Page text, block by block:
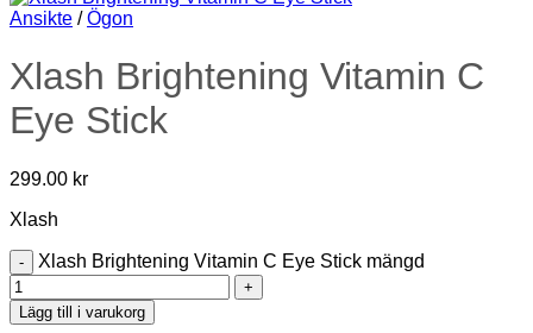
Ansikte / Ögon
Xlash Brightening Vitamin C
Eye Stick
299.00 kr
Xlash
Xlash Brightening Vitamin C Eye Stick mängd
Lägg till i varukorg